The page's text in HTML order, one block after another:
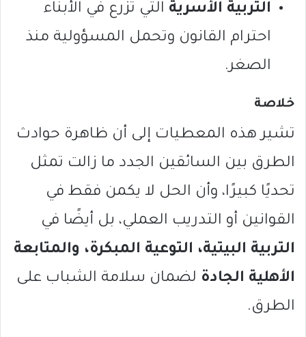
التربية الأسرية التي تزرع في الأبناء
احترام القانون وتحمل المسؤولية منذ
الصغر.
خلاصة
تشير هذه المعطيات إلى أن ظاهرة حوادث
الطرق بين السائقين الجدد ما زالت تمثل
تحديًا كبيرًا، وأن الحل لا يكمن فقط في
القوانين أو التدريب العملي، بل أيضًا في
التربية البيتية، التوعية المبكرة، والمتابعة
الأهلية الجادة لضمان سلامة الشباب على
الطرق.